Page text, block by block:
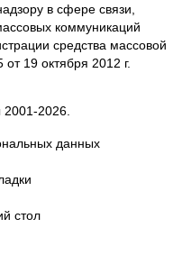
в сфере связи,
коммуникаций
средства массовой
19 октября 2012 г.
2026.
данных
стол